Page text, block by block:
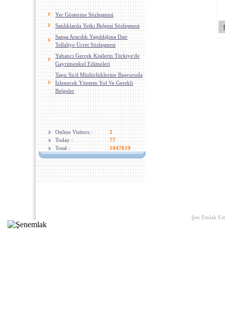
Yer Gösterme Sözleşmesi
Satılıklarda Yetki Belgesi Sözleşmesi
Satışa Aracılık Yapıldığına Dair
Tellaliye Ücret Sözleşmesi
Yabancı Gerçek Kişilerin Türkiye'de
Gayrimenkul Edimeleri
Tapu Sicil Müdürlüklerine Başvuruda
İzlenecek Yöntem Yol Ve Gerekli
Belgeler
Online Visitors :
2
Today :
77
Total :
1047819
Şen Emlak